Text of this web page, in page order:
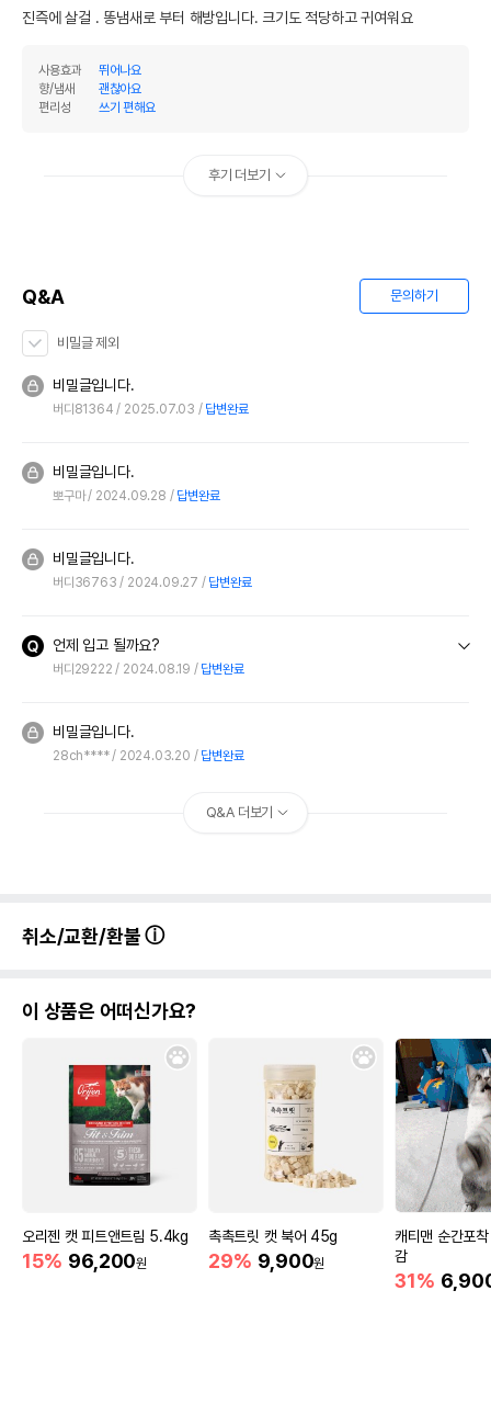
진즉에 살걸 . 똥냄새로 부터 해방입니다. 크기도 적당하고 귀여워요
사용효과
뛰어나요
향/냄새
괜찮아요
편리성
쓰기 편해요
후기 더보기
Q&A 문의하기
비밀글 제외
비밀글입니다.
버디81364 2025.07.03 답변완료
비밀글입니다.
뽀구마 2024.09.28 답변완료
비밀글입니다.
버디36763 2024.09.27 답변완료
언제 입고 될까요?
버디29222 2024.08.19 답변완료
비밀글입니다.
28ch**** 2024.03.20 답변완료
Q&A 더보기
취소/교환/환불
이 상품은 어떠신가요?
오리젠 캣 피트앤트림 5.4kg
15% 96,200원
촉촉트릿 캣 북어 45g
29% 9,900원
캐티맨 순간포
감
31%